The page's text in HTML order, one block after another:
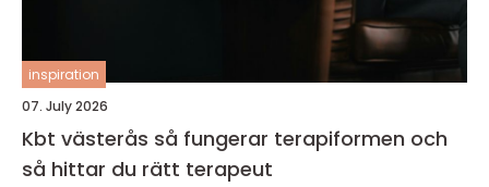
inspiration
07. July 2026
Kbt västerås så fungerar terapiformen och
så hittar du rätt terapeut